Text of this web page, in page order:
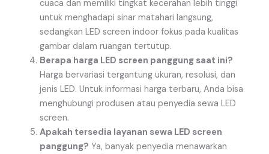
cuaca dan memiliki tingkat kecerahan lebih tinggi
untuk menghadapi sinar matahari langsung,
sedangkan LED screen indoor fokus pada kualitas
gambar dalam ruangan tertutup.
Berapa harga LED screen panggung saat ini?
Harga bervariasi tergantung ukuran, resolusi, dan
jenis LED. Untuk informasi harga terbaru, Anda bisa
menghubungi produsen atau penyedia sewa LED
screen.
Apakah tersedia layanan sewa LED screen
panggung? Ya, banyak penyedia menawarkan